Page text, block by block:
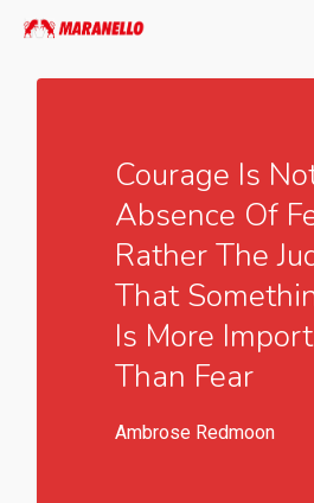
Skip
main
Courage Is
Absence Of
Rather The
That
Is More
Than Fear
Ambrose Redmoon